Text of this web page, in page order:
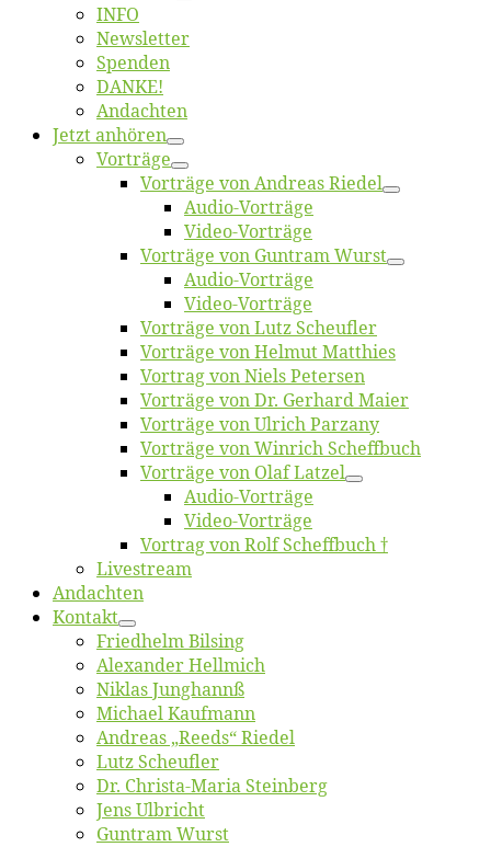
INFO
News­let­ter
Spen­den
DANKE!
An­dach­ten
Jetzt an­hö­ren
Vor­trä­ge
Vor­trä­ge von An­dre­as Riedel
Au­dio-Vor­trä­ge
Vi­deo-Vor­trä­ge
Vor­trä­ge von Gun­tram Wurst
Au­dio-Vor­trä­ge
Vi­deo-Vor­trä­ge
Vor­trä­ge von Lutz Scheufler
Vor­trä­ge von Hel­mut Matthies
Vor­trag von Niels Petersen
Vor­trä­ge von Dr. Ger­hard Maier
Vor­trä­ge von Ul­rich Parzany
Vor­trä­ge von Win­rich Scheffbuch
Vor­trä­ge von Olaf Latzel
Au­dio-Vor­trä­ge
Vi­deo-Vor­trä­ge
Vor­trag von Rolf Scheffbuch †
Live­stream
An­dach­ten
Kon­takt
Fried­helm Bilsing
Alex­an­der Hellmich
Ni­klas Junghannß
Mi­cha­el Kaufmann
An­dre­as „Reeds“ Riedel
Lutz Scheuf­ler
Dr. Chris­­ta-Ma­ria Steinberg
Jens Ulb­richt
Gun­tram Wurst